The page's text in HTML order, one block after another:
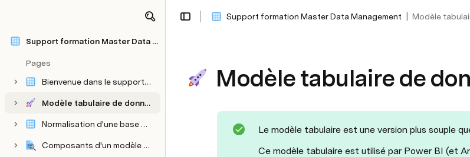
Support formation Master Data Management
Pages
Bienvenue dans le support MDM
Modèle tabulaire de données
Normalisation d'une base de données relationnelle
Composants d'un modèle tabulaire
Support formation Master Data Management Modèle
Modèle tabulaire de
Le modèle tabulaire est une version plus souple
Ce modèle tabulaire est utilisé par Power BI (et